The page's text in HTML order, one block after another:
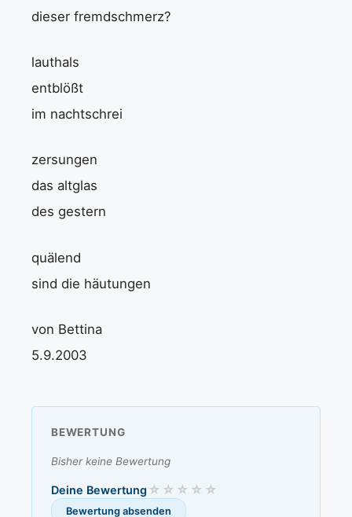
dieser fremdschmerz?
lauthals
entblößt
im nachtschrei
zersungen
das altglas
des gestern
quälend
sind die häutungen
von Bettina
5.9.2003
BEWERTUNG
Bisher keine Bewertung
Deine Bewertung